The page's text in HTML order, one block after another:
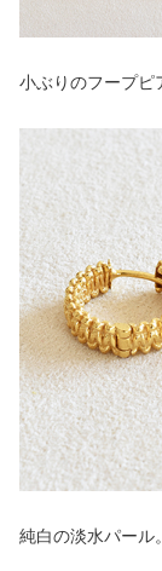
小ぶりのフープピ
純白の淡水パール。